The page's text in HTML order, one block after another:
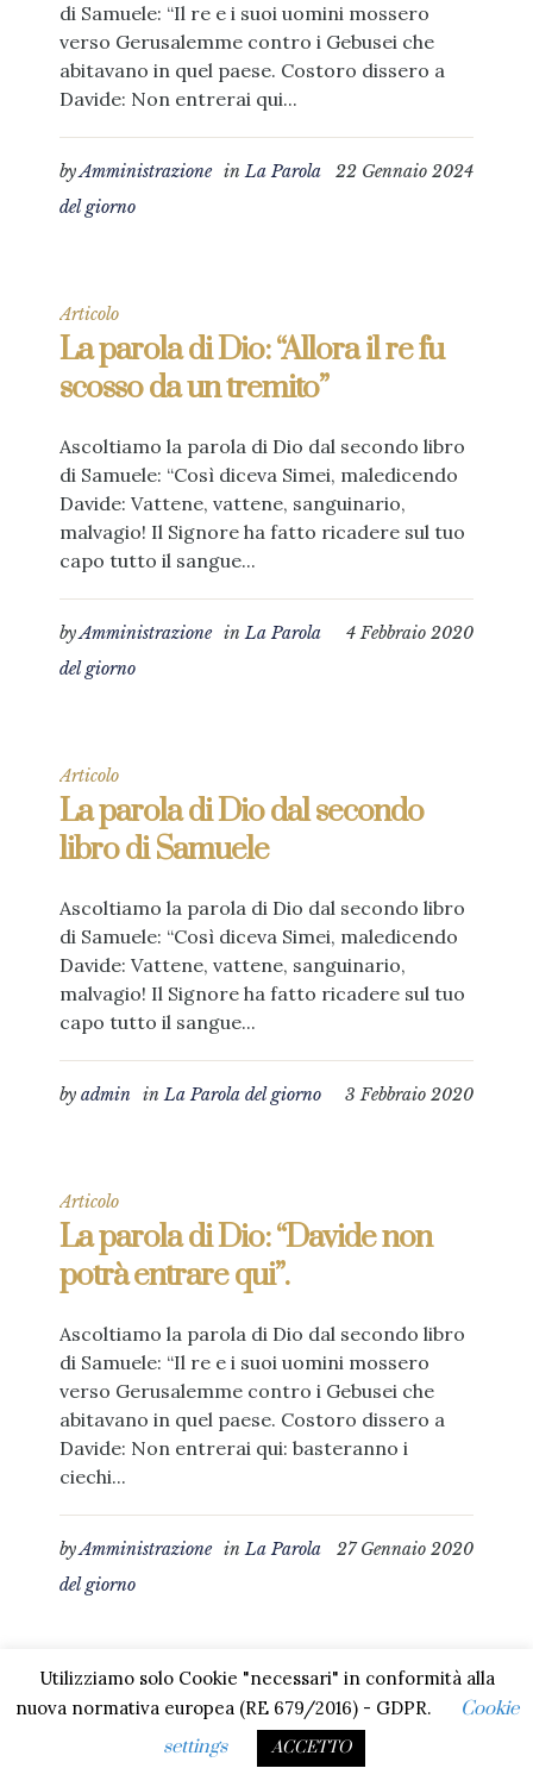
di Samuele: “Il re e i suoi uomini mossero
verso Gerusalemme contro i Gebusei che
abitavano in quel paese. Costoro dissero a
Davide: Non entrerai qui...
22 Gennaio 2024
byAmministrazione inLa Parola
del giorno
Articolo
La parola di Dio: “Allora il re fu
scosso da un tremito”
Ascoltiamo la parola di Dio dal secondo libro
di Samuele: “Così diceva Simei, maledicendo
Davide: Vattene, vattene, sanguinario,
malvagio! Il Signore ha fatto ricadere sul tuo
capo tutto il sangue...
4 Febbraio 2020
byAmministrazione inLa Parola
del giorno
Articolo
La parola di Dio dal secondo
libro di Samuele
Ascoltiamo la parola di Dio dal secondo libro
di Samuele: “Così diceva Simei, maledicendo
Davide: Vattene, vattene, sanguinario,
malvagio! Il Signore ha fatto ricadere sul tuo
capo tutto il sangue...
3 Febbraio 2020
by admin inLa Parola del giorno
Articolo
La parola di Dio: “Davide non
potrà entrare qui”.
Ascoltiamo la parola di Dio dal secondo libro
di Samuele: “Il re e i suoi uomini mossero
verso Gerusalemme contro i Gebusei che
abitavano in quel paese. Costoro dissero a
Davide: Non entrerai qui: basteranno i
ciechi...
27 Gennaio 2020
byAmministrazione inLa Parola
del giorno
Cerca nel sito
Utilizziamo solo Cookie "necessari" in conformità alla
nuova normativa europea (RE 679/2016) - GDPR.
Cookie
settings
ACCETTO